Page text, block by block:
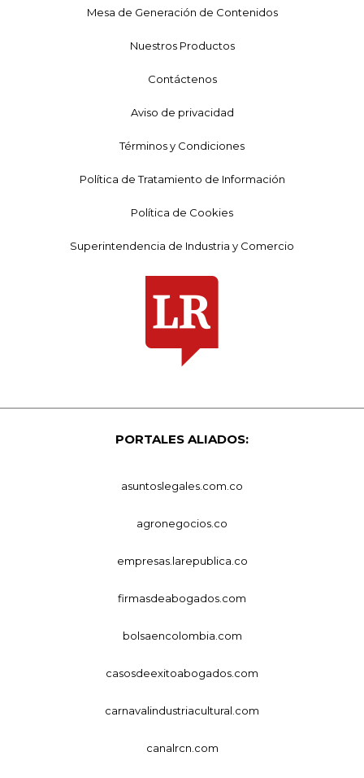
Mesa de Generación de Contenidos
Nuestros Productos
Contáctenos
Aviso de privacidad
Términos y Condiciones
Política de Tratamiento de Información
Política de Cookies
Superintendencia de Industria y Comercio
PORTALES ALIADOS:
asuntoslegales.com.co
agronegocios.co
empresas.larepublica.co
firmasdeabogados.com
bolsaencolombia.com
casosdeexitoabogados.com
carnavalindustriacultural.com
canalrcn.com